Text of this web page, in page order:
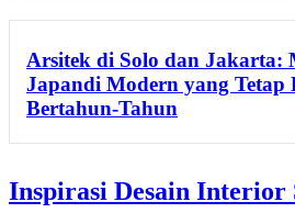
Arsitek di Solo dan Jakarta:
Japandi Modern yang Tetap
Bertahun-Tahun
Inspirasi Desain Interior